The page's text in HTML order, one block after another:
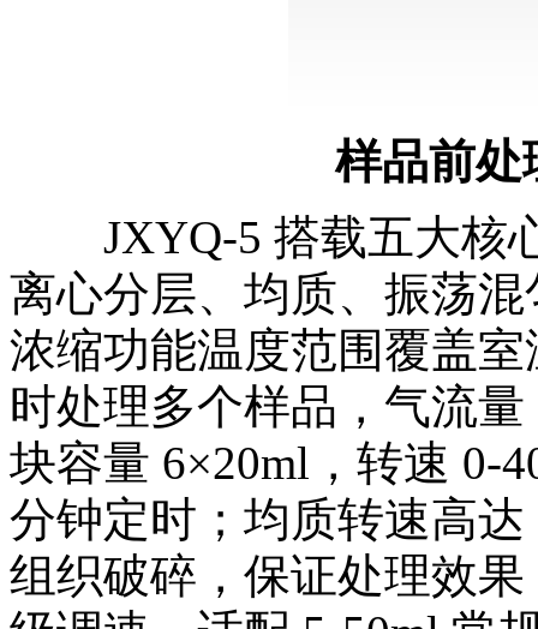
样品前处
JXYQ‑5 搭载五大核
离心分层、均质、振荡
浓缩功能温度范围覆盖
时处理多个样品，气流
块容量 6×20ml，转速
分钟定时；均质转速高
组织破碎，保证处理效